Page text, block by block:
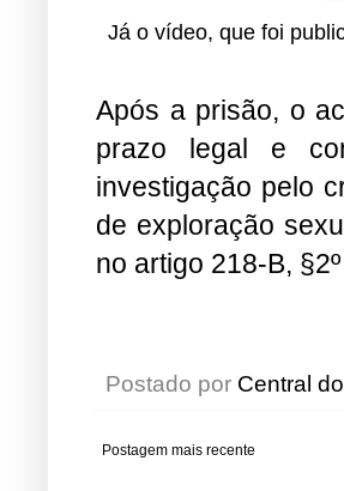
Já o vídeo, que foi
Após a prisão, o
prazo legal e
investigação pelo
de exploração
no artigo 218-B, §
Postado por Central
Postagem mais recente